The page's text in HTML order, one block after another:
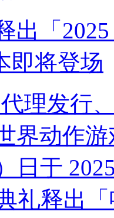
出「
即将登场
理发行
界动作游
日于
礼释出